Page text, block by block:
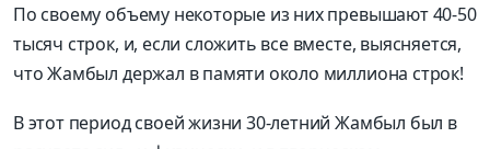
По своему объему некоторые из них превышают 40-50
тысяч строк, и, если сложить все вместе, выясняется,
что Жамбыл держал в памяти около миллиона строк!
В этот период своей жизни 30-летний Жамбыл был в